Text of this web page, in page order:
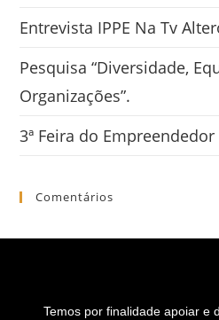
Entrevista IPPE Na Tv
Pesquisa “Diversidade,
Organizações”.
3ª Feira do
Comentários
Temos por finalidade apoiar e